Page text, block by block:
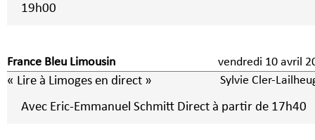
19h00
France Bleu Limousin vendredi 10 avril
« Lire à Limoges en direct » Sylvie Cler-
Avec Eric-Emmanuel Schmitt Direct à partir de 17h40